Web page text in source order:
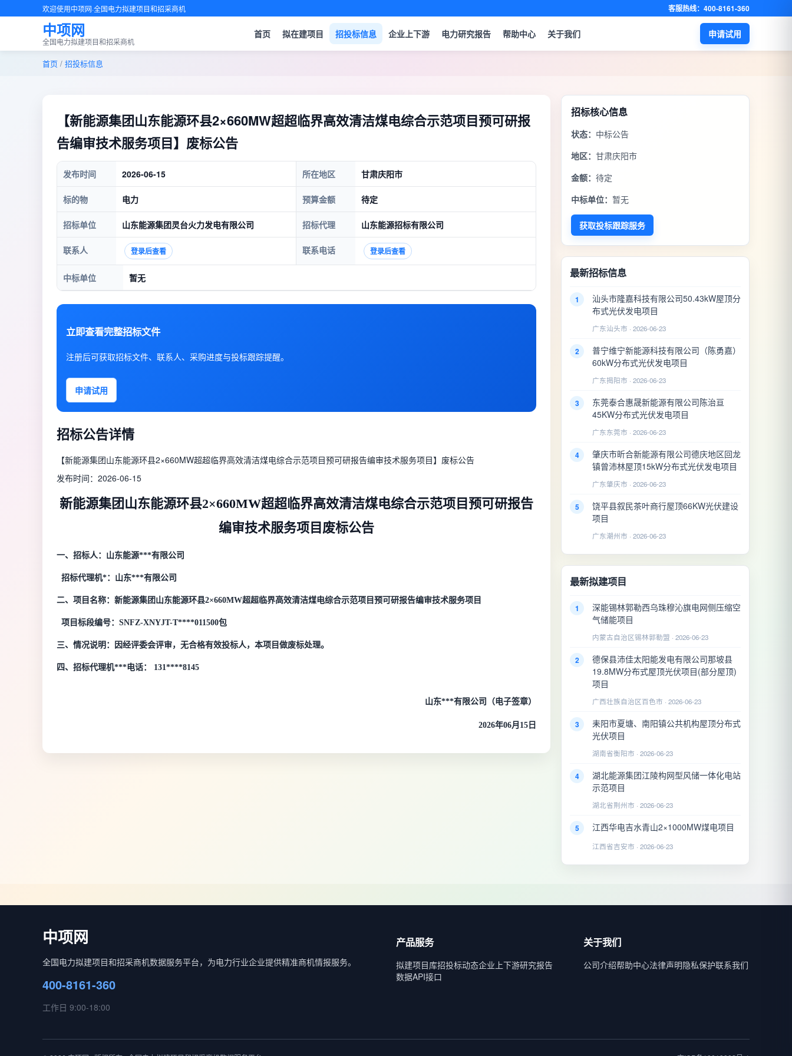
欢迎使用中项网·全国电力拟建项目和招采商机 客服热线：400-8161-360
中项网
全国电力拟建项目和招采商机
首页 拟在建项目 招投标信息 企业上下游 电力研究报告 帮助中心 关于我们 申请试用
首页 / 招投标信息
【新能源集团山东能源环县2×660MW超超临界高效清洁煤电综合示范项目预可研报
告编审技术服务项目】废标公告
发布时间 2026-06-15 所在地区 甘肃庆阳市
标的物 电力 预算金额 待定
招标单位 山东能源集团灵台火力发电有限公司 招标代理 山东能源招标有限公司
联系人 登录后查看 联系电话 登录后查看
中标单位 暂无
立即查看完整招标文件
注册后可获取招标文件、联系人、采购进度与投标跟踪提醒。
申请试用
招标公告详情
【新能源集团山东能源环县2×660MW超超临界高效清洁煤电综合示范项目预可研报告编审技术服务项目】废标公告
发布时间：2026-06-15
新能源集团山东能源环县2×660MW超超临界高效清洁煤电综合示范项目预可研报告
编审技术服务项目废标公告
一、招标人：山东能源***有限公司
招标代理机*：山东***有限公司
二、项目名称：新能源集团山东能源环县2×660MW超超临界高效清洁煤电综合示范项目预可研报告编审技术服务项目
项目标段编号：SNFZ-XNYJT-T****011500包
三、情况说明：因经评委会评审，无合格有效投标人，本项目做废标处理。
四、招标代理机***电话： 131****8145
山东***有限公司（电子签章）
2026年06月15日
招标核心信息
状态： 中标公告
地区： 甘肃庆阳市
金额： 待定
中标单位： 暂无
获取投标跟踪服务
最新招标信息
1
汕头市隆嘉科技有限公司50.43kW屋顶分
布式光伏发电项目
广东汕头市 · 2026-06-23
2
普宁维宁新能源科技有限公司（陈勇嘉）
60kW分布式光伏发电项目
广东揭阳市 · 2026-06-23
3
东莞泰合惠晟新能源有限公司陈治亘
45KW分布式光伏发电项目
广东东莞市 · 2026-06-23
4
肇庆市昕合新能源有限公司德庆地区回龙
镇曾沛林屋顶15kW分布式光伏发电项目
广东肇庆市 · 2026-06-23
5
饶平县叙民茶叶商行屋顶66KW光伏建设
项目
广东潮州市 · 2026-06-23
最新拟建项目
1
深能锡林郭勒西乌珠穆沁旗电网侧压缩空
气储能项目
内蒙古自治区锡林郭勒盟 · 2026-06-23
2
德保县沛佳太阳能发电有限公司那坡县
19.8MW分布式屋顶光伏项目(部分屋顶)
项目
广西壮族自治区百色市 · 2026-06-23
3
耒阳市夏塘、南阳镇公共机构屋顶分布式
光伏项目
湖南省衡阳市 · 2026-06-23
4
湖北能源集团江陵构网型风储一体化电站
示范项目
湖北省荆州市 · 2026-06-23
5 江西华电吉水青山2×1000MW煤电项目
江西省吉安市 · 2026-06-23
中项网
全国电力拟建项目和招采商机数据服务平台，为电力行业企业提供精准商机情报服务。
400-8161-360
工作日 9:00-18:00
产品服务
拟建项目库招投标动态企业上下游研究报告
数据API接口
关于我们
公司介绍帮助中心法律声明隐私保护联系我们